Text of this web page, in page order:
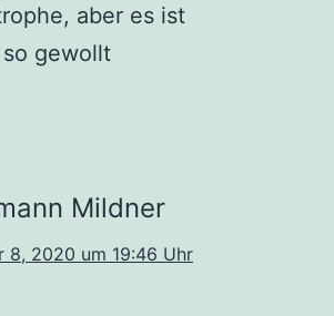
aber es ist
gewollt
Mildner
8, 2020 um 19:46 Uhr